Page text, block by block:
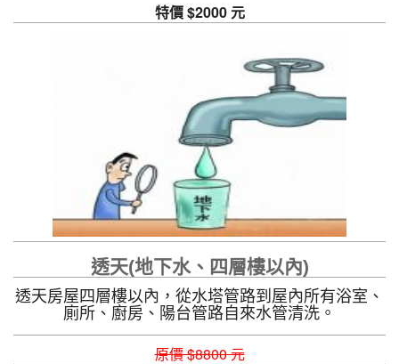
特價 $2000 元
透天(地下水、四層樓以內)
透天房屋四層樓以內，從水塔管路到屋內所有浴室、
廁所、廚房、陽台管路自來水管清洗。
原價 $8800 元